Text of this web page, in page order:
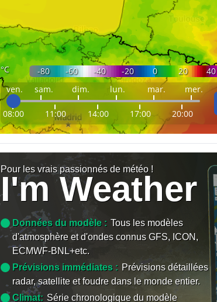
°C -80 -60 -40 -20 0 20 40
ven.
sam. dim. lun. mar. mer.
08:00 11:00 14:00 17:00 20:00
Pour les vrais passionnés de météo !
I'm Weather
Données du modèle : Tous les modèles
d'atmosphère et d'ondes connus GFS, ICON,
ECMWF-BNL+etc.
Prévisions immédiates : Prévisions détaillées
radar, satellite et foudre dans le monde entier.
Climat: Série chronologique du modèle